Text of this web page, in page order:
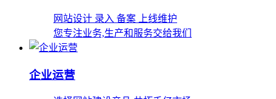
网站设计 录入 备案 上线维护
您专注业务,生产和服务交给我们
企业运营